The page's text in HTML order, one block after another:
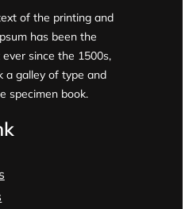
of the printing and
has been the
since the 1500s,
a galley of type and
specimen book.